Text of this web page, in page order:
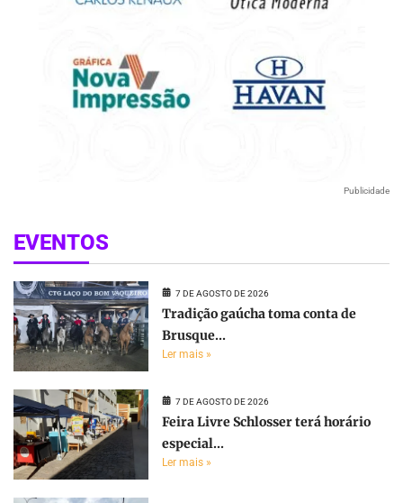
Publicidade
EVENTOS
7 DE AGOSTO DE 2026
Tradição gaúcha toma conta de
Brusque...
Ler mais »
7 DE AGOSTO DE 2026
Feira Livre Schlosser terá horário
especial...
Ler mais »